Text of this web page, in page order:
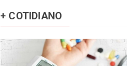
+ COTIDIANO